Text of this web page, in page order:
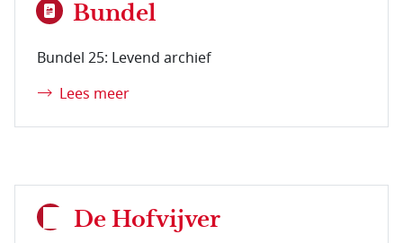
Bundel
Bundel 25: Levend archief
Lees meer
De Hofvijver